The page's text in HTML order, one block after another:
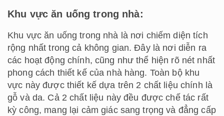
Khu vực ăn uống trong nhà:
Khu vực ăn uống trong nhà là nơi chiếm diện tích
rộng nhất trong cả không gian. Đây là nơi diễn ra
các hoạt động chính, cũng như thể hiện rõ nét nhất
phong cách thiết kế của nhà hàng. Toàn bộ khu
vực này được thiết kế dựa trên 2 chất liệu chính là
gỗ và da. Cả 2 chất liệu này đều được chế tác rất
kỳ công, mang lại cảm giác sang trọng và đẳng cấp